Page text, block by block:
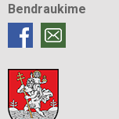
Bendraukime